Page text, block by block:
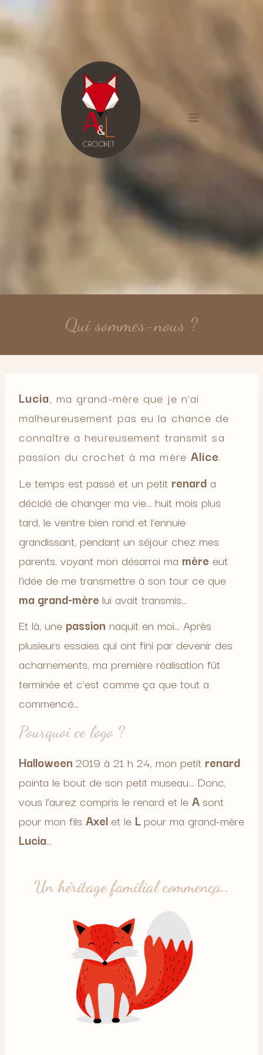
Qui sommes-nous ?
Lucia, ma grand-mère que je n’ai
malheureusement pas eu la chance de
connaître a heureusement transmit sa
passion du crochet à ma mère Alice.
Le temps est passé et un petit renard a
décidé de changer ma vie… huit mois plus
tard, le ventre bien rond et l’ennuie
grandissant, pendant un séjour chez mes
parents, voyant mon désarroi ma mère eut
l’idée de me transmettre à son tour ce que
ma grand-mère lui avait transmis…
Et là, une passion naquit en moi… Après
plusieurs essaies qui ont fini par devenir des
acharnements, ma première réalisation fût
terminée et c’est comme ça que tout a
commencé…
Pourquoi ce logo ?
Halloween2019 à 21 h 24, mon petit renard
pointa le bout de son petit museau… Donc,
vous l’aurez compris le renard et leAsont
pour mon fils Axelet le Lpour ma grand-mère
Lucia…
Un héritage familial commença..